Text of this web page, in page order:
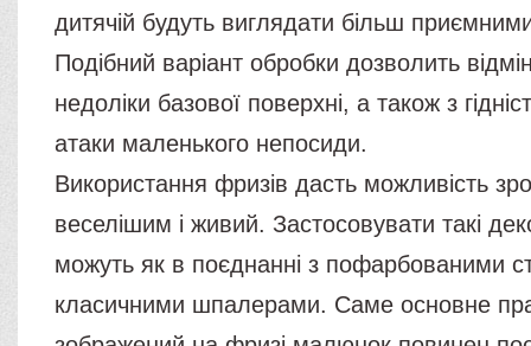
дитячій будуть виглядати більш
Подібний варіант обробки дозволить
недоліки базової поверхні, а також з
атаки маленького непосиди.
Використання фризів дасть можливість
веселішим і живий. Застосовувати такі
можуть як в поєднанні з пофарбованими
класичними шпалерами. Саме основне